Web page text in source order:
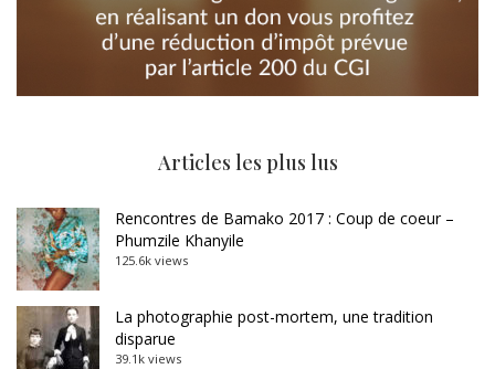
Articles les plus lus
Rencontres de Bamako 2017 : Coup de coeur –
Phumzile Khanyile
125.6k views
La photographie post-mortem, une tradition
disparue
39.1k views